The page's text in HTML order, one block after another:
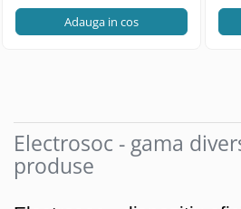
Adauga in cos
Electrosoc - gama
produse